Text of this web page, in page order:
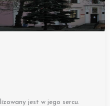
jest w jego sercu.